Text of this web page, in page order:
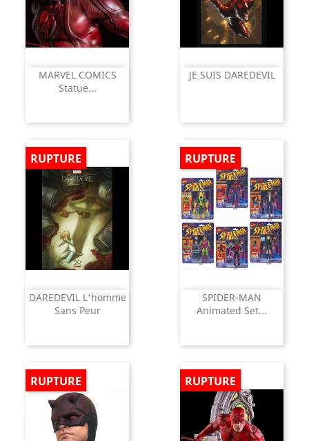
MARVEL COMICS
Statue...
JE SUIS DAREDEVIL
DAREDEVIL L'homme
Sans Peur
RUPTURE
SPIDER-MAN
Animated Set...
RUPTURE
RUPTURE RUPTURE